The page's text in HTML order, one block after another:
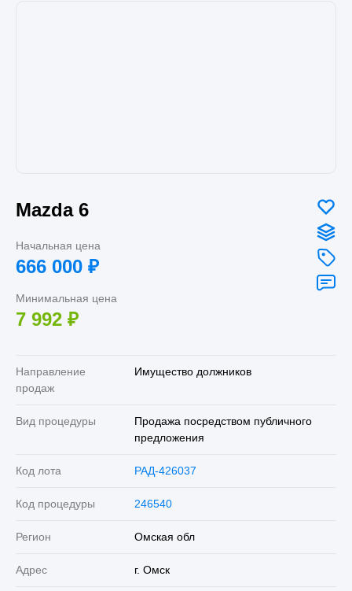
Mazda 6
Начальная цена
666 000 ₽
Минимальная цена
7 992 ₽
Направление
продаж
Имущество должников
Вид процедуры
Продажа посредством публичного
предложения
Код лота РАД-426037
Код процедуры 246540
Регион Омская обл
Адрес г. Омск